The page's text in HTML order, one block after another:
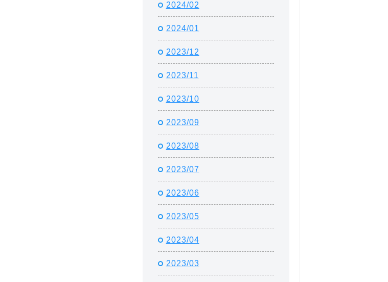
2024/02
2024/01
2023/12
2023/11
2023/10
2023/09
2023/08
2023/07
2023/06
2023/05
2023/04
2023/03